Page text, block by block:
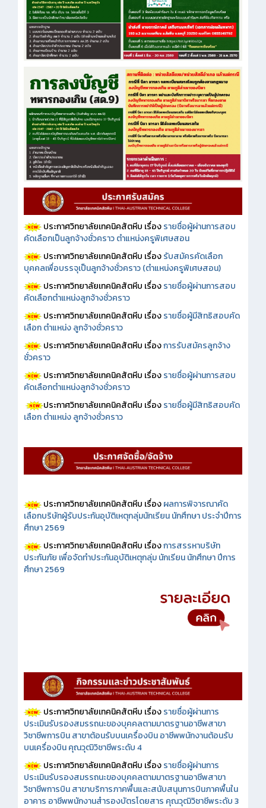
ประกาศวิทยาลัยเทคนิคสัตหีบ เรื่องรายชื่อผู้ผ่านการสอบ
คัดเลือกเป็นลูกจ้างชั่วคราว ตำแหน่งครูพิเศษสอน
ประกาศวิทยาลัยเทคนิคสัตหีบ เรื่องรับสมัครคัดเลือก
บุคคลเพื่อบรรจุเป็นลูกจ้างชั่วคราว (ตำแหน่งครูพิเศษสอน)
ประกาศวิทยาลัยเทคนิคสัตหีบ เรื่องรายชื่อผู้ผ่านการสอบ
คัดเลือกตำแหน่งลูกจ้างชั่วคราว
ประกาศวิทยาลัยเทคนิคสัตหีบ เรื่องรายชื่อผู้มีสิทธิสอบคัด
เลือก ตำแหน่ง ลูกจ้างชั่วคราว
ประกาศวิทยาลัยเทคนิคสัตหีบ เรื่องการรับสมัครลูกจ้าง
ชั่วคราว
ประกาศวิทยาลัยเทคนิคสัตหีบ เรื่องรายชื่อผู้ผ่านการสอบ
คัดเลือกตำแหน่งลูกจ้างชั่วคราว
ประกาศวิทยาลัยเทคนิคสัตหีบ เรื่องรายชื่อผู้มีสิทธิสอบคัด
เลือก ตำแหน่ง ลูกจ้างชั่วคราว
ประกาศวิทยาลัยเทคนิคสัตหีบ เรื่องผลการพิจารณาคัด
เลือกบริษัทผู้รับประกันอุบัติเหตุกลุ่มนักเรียน นักศึกษา ประจำปีการ
ศึกษา 2569
ประกาศวิทยาลัยเทคนิคสัตหีบ เรื่องการสรรหาบริษัท
ประกันภัย เพื่อจัดทำประกันอุบัติเหตุกลุ่ม นักเรียน นักศึกษา ปีการ
ศึกษา 2569
ประกาศวิทยาลัยเทคนิคสัตหีบ เรื่องรายชื่อผู้ผ่านการ
ประเมินรับรองสมรรถนะของบุคคลตามมาตรฐานอาชีพสาขา
วิชาชีพการบิน สาขาต้อนรับบนเครื่องบิน อาชีพพนักงานต้อนรับ
บนเครื่องบิน คุณวุฒิวิชาชีพระดับ 4
ประกาศวิทยาลัยเทคนิคสัตหีบ เรื่องรายชื่อผู้ผ่านการ
ประเมินรับรองสมรรถนะของบุคคลตามมาตรฐานอาชีพสาขา
วิชาชีพการบิน สาขาบริการภาคพื้นและสนับสนุนการบินภาคพื้นใน
อาคาร อาชีพพนักงานสำรองบัตรโดยสาร คุณวุฒิวิชาชีพระดับ 3